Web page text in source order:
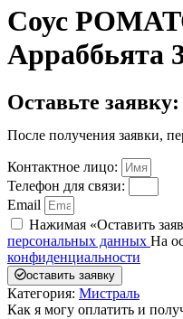
Соус
Арраббьята
Оставьте заявку:
После получения заявки,
Контактное лицо:
Телефон для связи:
Email
Нажимая «Оставить
персональных данных На
конфиденциальности
оставить заявку
Категория: Мистраль
Как я могу оплатить и